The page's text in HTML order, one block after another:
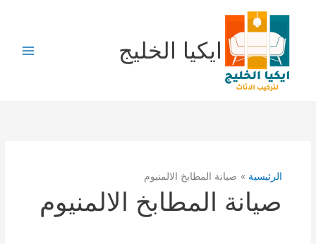
المحتوى
ايكيا الخليج
الرئيسية صيانة المطابخ الالمنيوم
صيانة المطابخ الالمنيوم